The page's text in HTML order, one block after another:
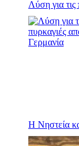
Λύση για
Η Νηστεία